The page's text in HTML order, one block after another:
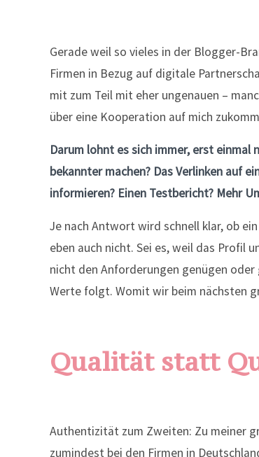
Gerade weil so vieles in der Blogger-
Firmen in Bezug auf digitale
mit zum Teil mit eher ungenauen –
über eine Kooperation auf mich
Darum lohnt es sich immer, erst einmal
bekannter machen? Das Verlinken auf
informieren? Einen Testbericht? Mehr
Je nach Antwort wird schnell klar, ob
eben auch nicht. Sei es, weil das Profil
nicht den Anforderungen genügen
Werte folgt. Womit wir beim nächsten
Qualität statt
Authentizität zum Zweiten: Zu meiner
zumindest bei den Firmen in